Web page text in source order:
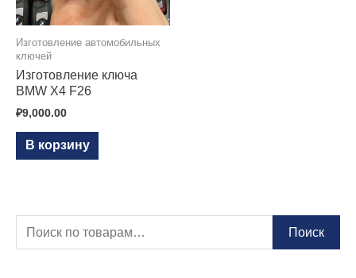
Изготовление автомобильных
ключей
Изготовление ключа
BMW X4 F26
₽9,000.00
В корзину
с
Поиск